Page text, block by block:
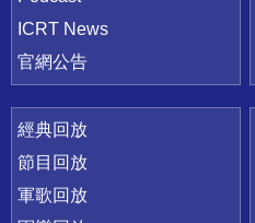
ICRT News
官網公告
經典回放
節目回放
軍歌回放